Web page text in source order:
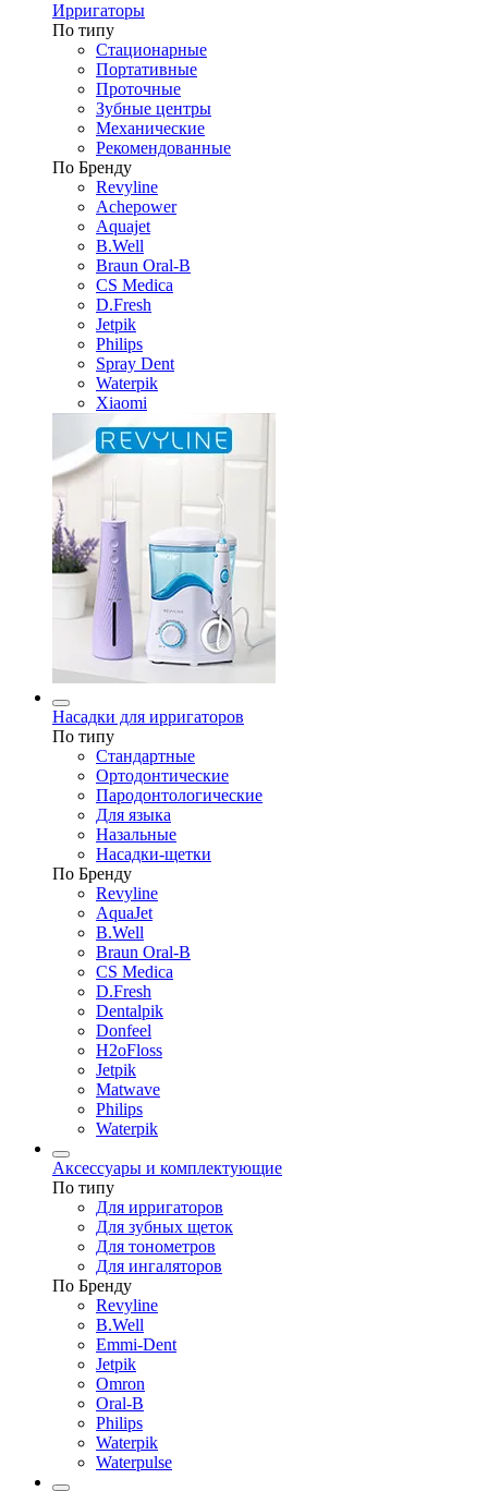
Ирригаторы
По типу
Стационарные
Портативные
Проточные
Зубные центры
Механические
Рекомендованные
По Бренду
Revyline
Achepower
Aquajet
B.Well
Braun Oral-B
CS Medica
D.Fresh
Jetpik
Philips
Spray Dent
Waterpik
Xiaomi
Насадки для ирригаторов
По типу
Стандартные
Ортодонтические
Пародонтологические
Для языка
Назальные
Насадки-щетки
По Бренду
Revyline
AquaJet
B.Well
Braun Oral-B
CS Medica
D.Fresh
Dentalpik
Donfeel
H2oFloss
Jetpik
Matwave
Philips
Waterpik
Аксессуары и комплектующие
По типу
Для ирригаторов
Для зубных щеток
Для тонометров
Для ингаляторов
По Бренду
Revyline
B.Well
Emmi-Dent
Jetpik
Omron
Oral-B
Philips
Waterpik
Waterpulse